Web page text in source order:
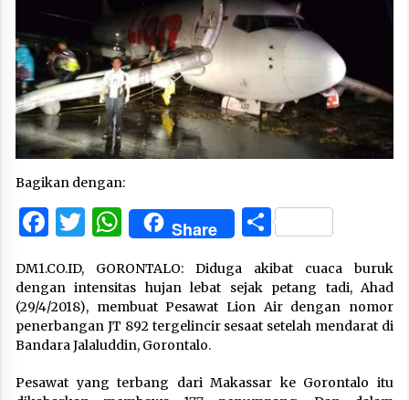
Bagikan dengan:
Facebook
Twitter
WhatsApp
Share Share
DM1.CO.ID, GORONTALO: Diduga akibat cuaca buruk
dengan intensitas hujan lebat sejak petang tadi, Ahad
(29/4/2018), membuat Pesawat Lion Air dengan nomor
penerbangan JT 892 tergelincir sesaat setelah mendarat di
Bandara Jalaluddin, Gorontalo.
Pesawat yang terbang dari Makassar ke Gorontalo itu